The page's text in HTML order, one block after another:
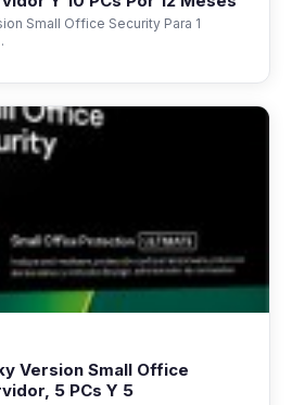
Small Office Security Para 1
Version Small Office
5 PCs Y 5